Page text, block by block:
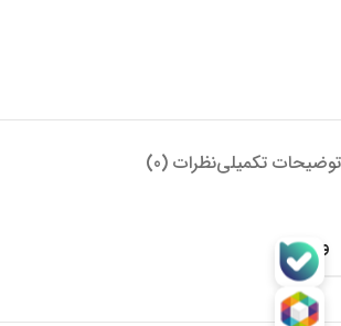
توضیحات تکمیلینظرات (0)
وزن